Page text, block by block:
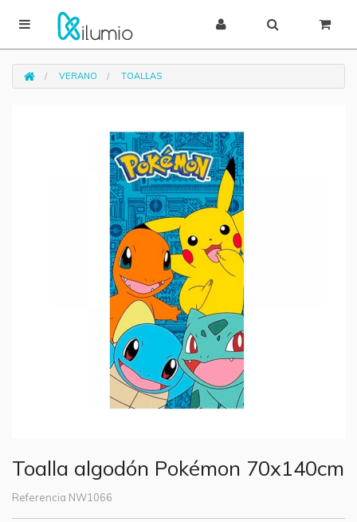
VERANO TOALLAS
Toalla algodón Pokémon 70x140cm
Referencia NW1066